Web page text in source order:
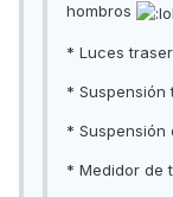
hombros
* Luces
* Suspensión
* Suspensión
* Medidor de